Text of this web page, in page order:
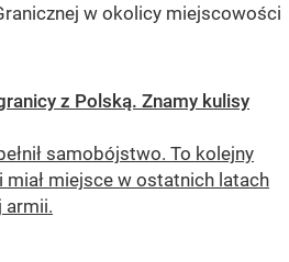
w okolicy miejscowości
z Polską. Znamy kulisy
samobójstwo. To kolejny
miejsce w ostatnich latach
armii.